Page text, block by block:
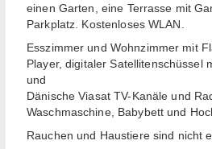
einen Garten, eine Terrasse mit
Parkplatz. Kostenloses WLAN.
Esszimmer und Wohnzimmer mit
Player, digitaler Satellitenschüssel
und
Dänische Viasat TV-Kanäle und
Waschmaschine, Babybett und
Rauchen und Haustiere sind nicht